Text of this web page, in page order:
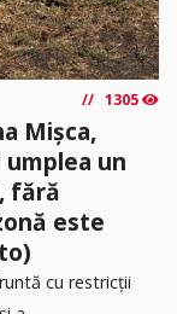
1305
Mișca,
un
fără
este
cu restricții